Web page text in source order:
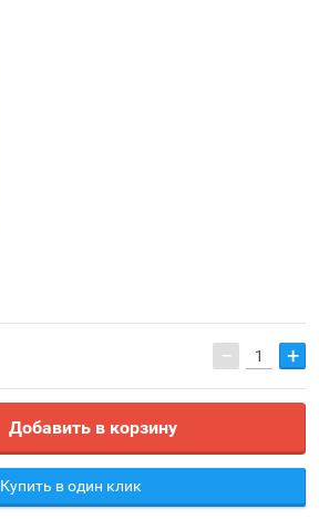
− +
Добавить в корзину
Купить в один клик